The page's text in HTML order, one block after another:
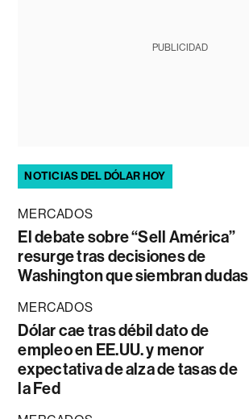
PUBLICIDAD
NOTICIAS DEL DÓLAR HOY
MERCADOS
El debate sobre “Sell América”
resurge tras decisiones de
Washington que siembran dudas
MERCADOS
Dólar cae tras débil dato de
empleo en EE.UU. y menor
expectativa de alza de tasas de
la Fed